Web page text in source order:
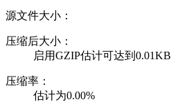
源文件大小：
压缩后大小：
启用GZIP估计可达到0.01KB
压缩率：
估计为0.00%